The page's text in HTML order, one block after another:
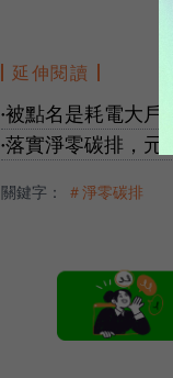
延伸閱讀
●被點名是耗電大戶
●落實淨零碳排，元
關鍵字： ＃淨零碳排